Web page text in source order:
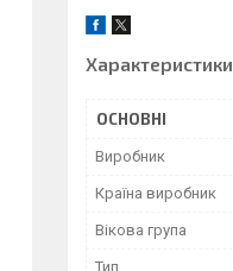
Характеристики
ОСНОВНІ
Виробник
Країна виробник
Вікова група
Тип